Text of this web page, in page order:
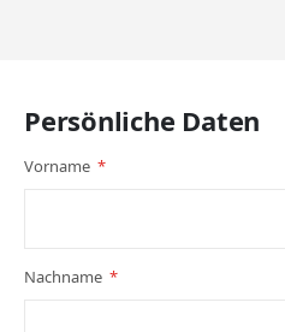
Persönliche Daten
Vorname
Nachname